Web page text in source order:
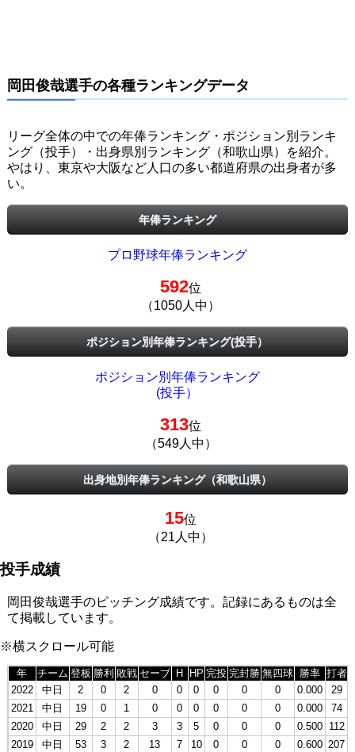
岡田俊哉選手の各種ランキングデータ
リーグ全体の中での年俸ランキング・ポジション別ランキ
ング（投手）・出身県別ランキング（和歌山県）を紹介。
やはり、東京や大阪など人口の多い都道府県の出身者が多
い。
年俸ランキング
プロ野球年俸ランキング
592位
（1050人中）
ポジション別年俸ランキング(投手）
ポジション別年俸ランキング
(投手）
313位
（549人中）
出身地別年俸ランキング（和歌山県）
15位
（21人中）
投手成績
岡田俊哉選手のピッチング成績です。記録にあるものは全
て掲載しています。
※横スクロール可能
年 チーム 登板 勝利 敗戦 セーブ H HP 完投 完封勝 無四球 勝率 打者
2022
中日 2 0 2 0 0 0 0 0 0 0.000
29
2021
中日 19 0 1 0 0 0 0 0 0 0.000 74
2020
中日 29 2 2 3 3 5 0 0 0 0.500 112
2019
中日 53 3 2 13 7 10 0 0 0 0.600 207